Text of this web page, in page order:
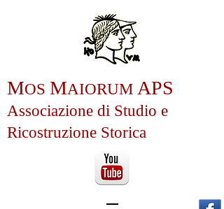
MOS MAIORUM APS
Associazione di Studio e
Ricostruzione Storica